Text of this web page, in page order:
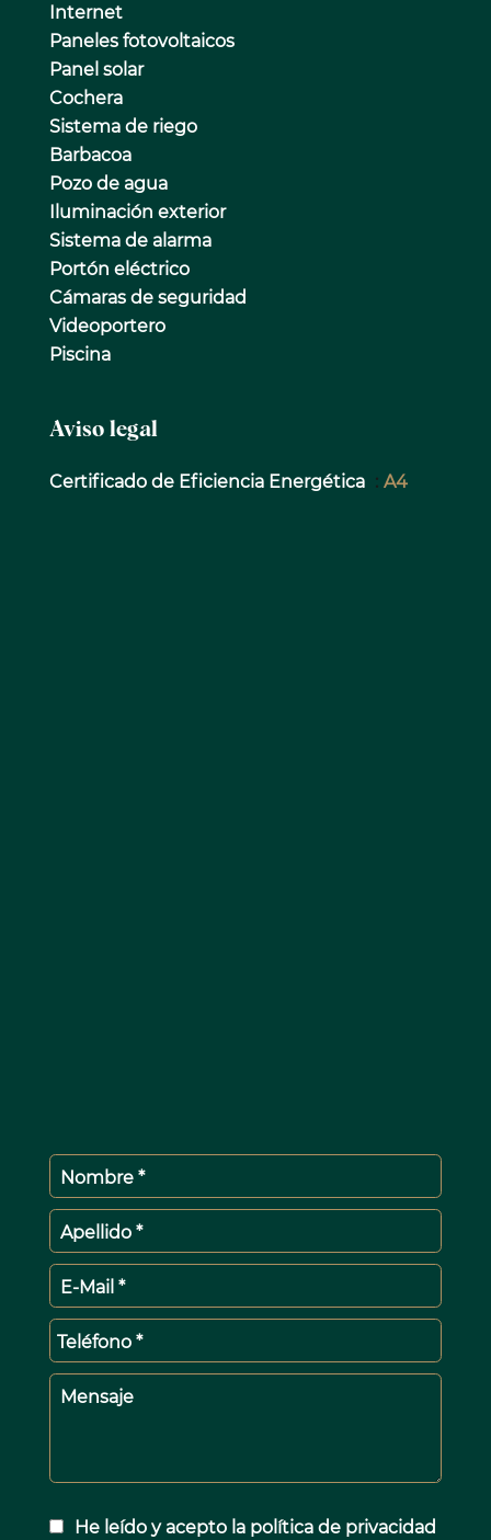
Internet
Paneles fotovoltaicos
Panel solar
Cochera
Sistema de riego
Barbacoa
Pozo de agua
Iluminación exterior
Sistema de alarma
Portón eléctrico
Cámaras de seguridad
Videoportero
Piscina
Aviso legal
Certificado de Eficiencia Energética A4
Nombre *
Apellido *
E-Mail *
Teléfono *
Mensaje
He leído y acepto la política de privacidad